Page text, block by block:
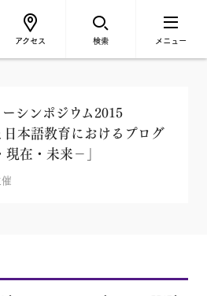
アクセス 検索 メニュー
シンポジウム2015
日本語教育におけるプログ
在・未来－」